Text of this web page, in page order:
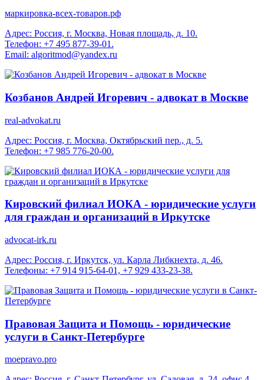
маркировка-всех-товаров.рф
Адрес: Россия, г. Москва, Новая площадь, д. 10.
Телефон: +7 495 877-39-01.
Email: algoritmod@yandex.ru
Козбанов Андрей Игоревич - адвокат в Москве
real-advokat.ru
Адрес: Россия, г. Москва, Октябрьский пер., д. 5.
Телефон: +7 985 776-20-00.
Кировский филиал ИОКА - юридические услуги
для граждан и организаций в Иркутске
advocat-irk.ru
Адрес: Россия, г. Иркутск, ул. Карла Либкнехта, д. 46.
Телефоны: +7 914 915-64-01, +7 929 433-23-38.
Правовая Защита и Помощь - юридические
услуги в Санкт-Петербурге
moepravo.pro